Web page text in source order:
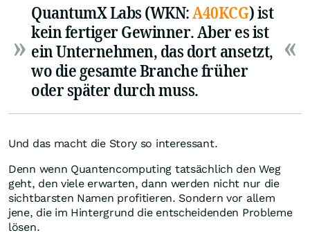
QuantumX Labs (WKN:A40KCG) ist
kein fertiger Gewinner. Aber es ist
ein Unternehmen, das dort ansetzt,
wo die gesamte Branche früher
oder später durch muss.
Und das macht die Story so interessant.
Denn wenn Quantencomputing tatsächlich den Weg
geht, den viele erwarten, dann werden nicht nur die
sichtbarsten Namen profitieren. Sondern vor allem
jene, die im Hintergrund die entscheidenden Probleme
lösen.